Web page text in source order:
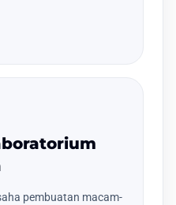
pembuatan macam-